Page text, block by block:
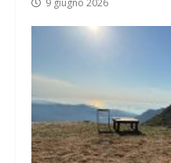
9 giugno 2026